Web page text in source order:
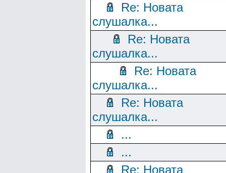
Re: Новата
слушалка...
Re: Новата
слушалка...
Re: Новата
слушалка...
Re: Новата
слушалка...
...
...
Re: Новата